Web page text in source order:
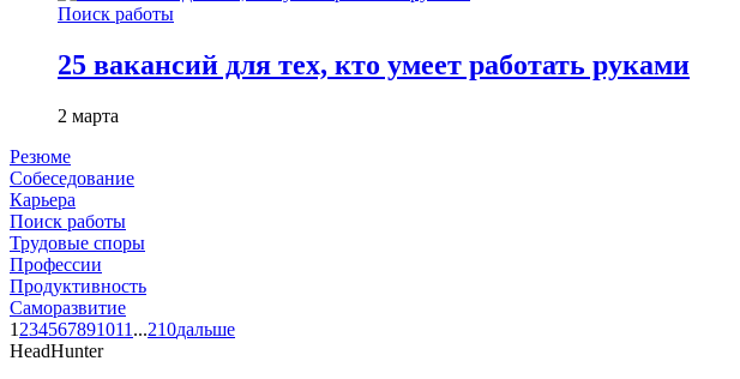
Поиск работы
25 вакансий для тех, кто умеет работать руками
2 марта
Резюме
Собеседование
Карьера
Поиск работы
Трудовые споры
Профессии
Продуктивность
Саморазвитие
1 234567891011 ...210дальше
HeadHunter